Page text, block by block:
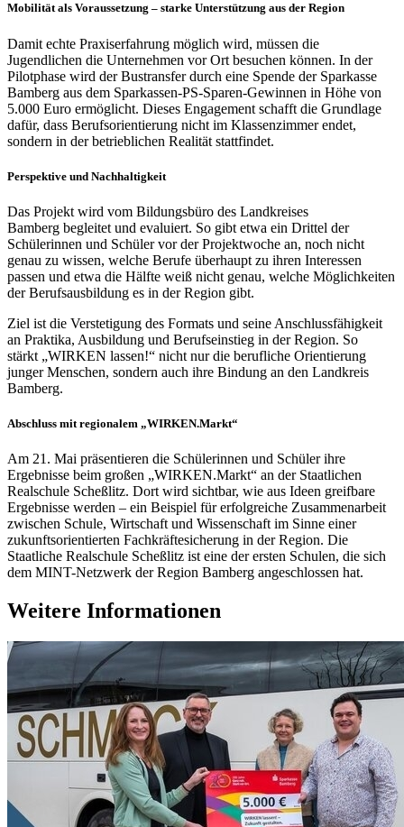
Mobilität als Voraussetzung – starke Unterstützung aus der Region
Damit echte Praxiserfahrung möglich wird, müssen die
Jugendlichen die Unternehmen vor Ort besuchen können. In der
Pilotphase wird der Bustransfer durch eine Spende der Sparkasse
Bamberg aus dem Sparkassen-PS-Sparen-Gewinnen in Höhe von
5.000 Euro ermöglicht. Dieses Engagement schafft die Grundlage
dafür, dass Berufsorientierung nicht im Klassenzimmer endet,
sondern in der betrieblichen Realität stattfindet.
Perspektive und Nachhaltigkeit
Das Projekt wird vom Bildungsbüro des Landkreises
Bamberg begleitet und evaluiert. So gibt etwa ein Drittel der
Schülerinnen und Schüler vor der Projektwoche an, noch nicht
genau zu wissen, welche Berufe überhaupt zu ihren Interessen
passen und etwa die Hälfte weiß nicht genau, welche Möglichkeiten
der Berufsausbildung es in der Region gibt.
Ziel ist die Verstetigung des Formats und seine Anschlussfähigkeit
an Praktika, Ausbildung und Berufseinstieg in der Region. So
stärkt „WIRKEN lassen!“ nicht nur die berufliche Orientierung
junger Menschen, sondern auch ihre Bindung an den Landkreis
Bamberg.
Abschluss mit regionalem „WIRKEN.Markt“
Am 21. Mai präsentieren die Schülerinnen und Schüler ihre
Ergebnisse beim großen „WIRKEN.Markt“ an der Staatlichen
Realschule Scheßlitz. Dort wird sichtbar, wie aus Ideen greifbare
Ergebnisse werden – ein Beispiel für erfolgreiche Zusammenarbeit
zwischen Schule, Wirtschaft und Wissenschaft im Sinne einer
zukunftsorientierten Fachkräftesicherung in der Region. Die
Staatliche Realschule Scheßlitz ist eine der ersten Schulen, die sich
dem MINT-Netzwerk der Region Bamberg angeschlossen hat.
Weitere Informationen